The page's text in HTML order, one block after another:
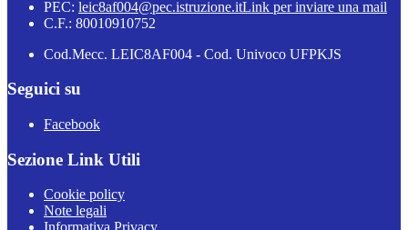
PEC: leic8af004@pec.istruzione.itLink per inviare una mail
C.F.: 80010910752
Cod.Mecc. LEIC8AF004 - Cod. Univoco UFPKJS
Seguici su
Facebook
Sezione Link Utili
Cookie policy
Note legali